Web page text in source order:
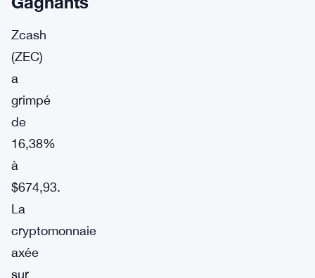
Zcash
(ZEC)
a
grimpé
de
16,38%
à
$674,93.
La
cryptomonnaie
axée
sur